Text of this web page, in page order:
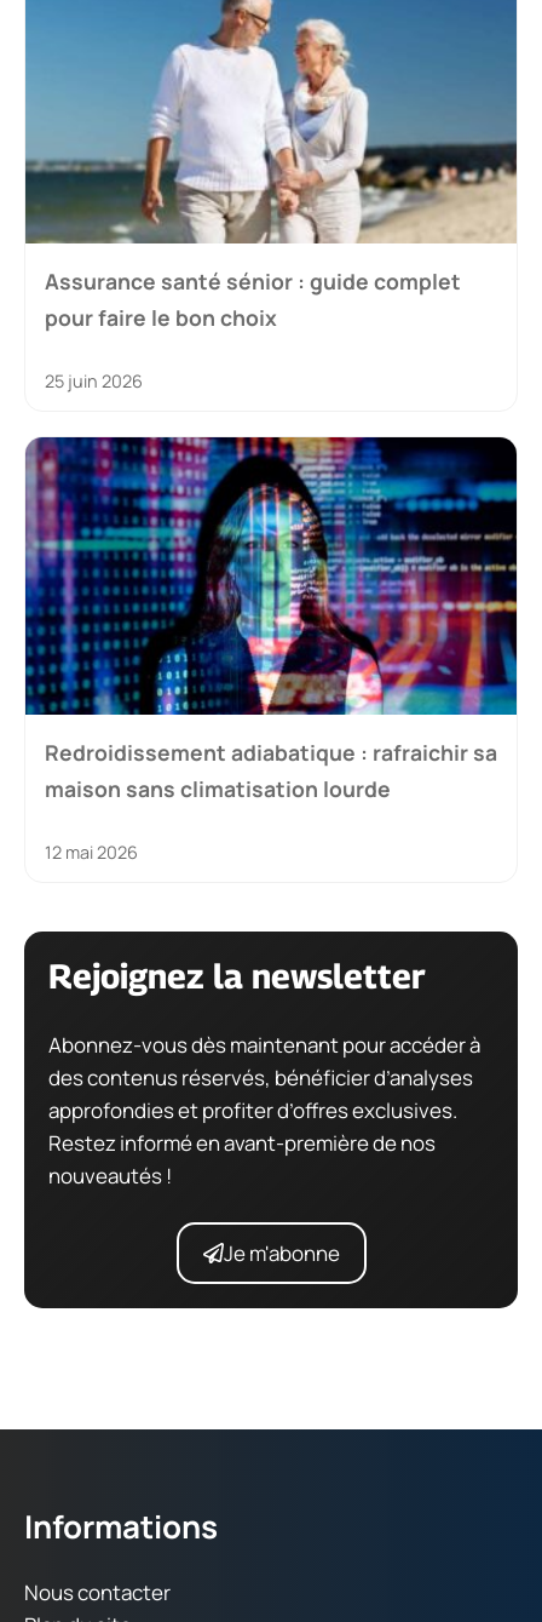
Assurance santé sénior : guide complet
pour faire le bon choix
25 juin 2026
Redroidissement adiabatique : rafraichir sa
maison sans climatisation lourde
12 mai 2026
Rejoignez la newsletter
Abonnez-vous dès maintenant pour accéder à
des contenus réservés, bénéficier d’analyses
approfondies et profiter d’offres exclusives.
Restez informé en avant-première de nos
nouveautés !
Je m'abonne
Informations
Nous contacter